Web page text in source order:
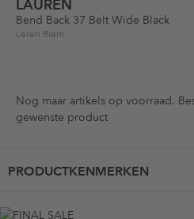
LAUREN
Bend Back 37 Belt Wide Black
Leren Riem
Nog maar artikels op voorraad.
gewenste product
PRODUCTKENMERKEN